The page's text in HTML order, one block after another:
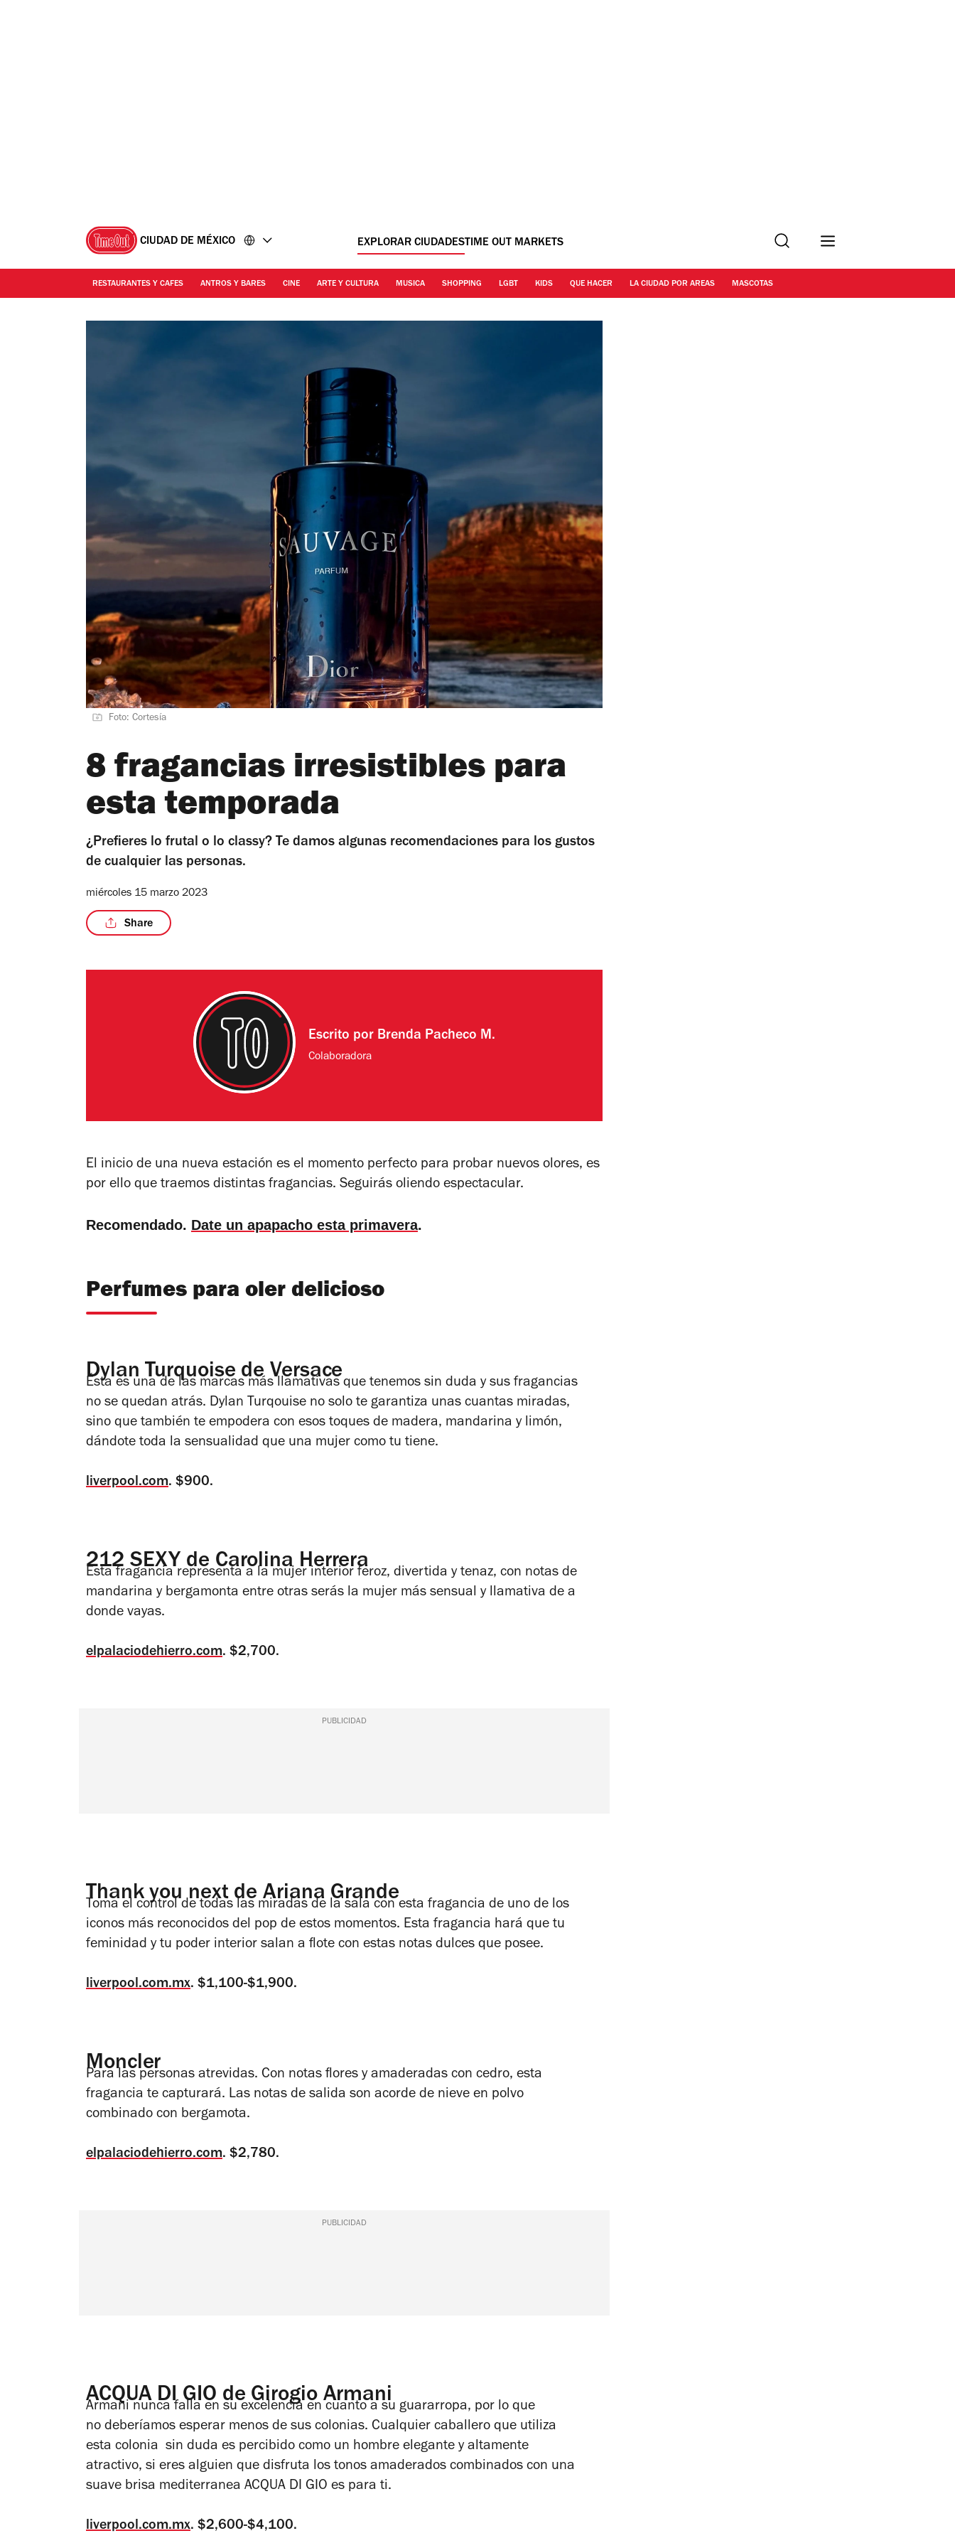
CIUDAD DE MÉXICO EXPLORAR CIUDADESTIME OUT MARKETS Buscar
RESTAURANTES Y CAFES ANTROS Y BARES CINE ARTE Y CULTURA MUSICA SHOPPING LGBT KIDS QUE HACER LA CIUDAD POR AREAS MASCOTAS
Foto: Cortesía
8 fragancias irresistibles para
esta temporada
¿Prefieres lo frutal o lo classy? Te damos algunas recomendaciones para los gustos
de cualquier las personas.
miércoles 15 marzo 2023
Share
Escrito por Brenda Pacheco M.
Colaboradora
El inicio de una nueva estación es el momento perfecto para probar nuevos olores, es
por ello que traemos distintas fragancias. Seguirás oliendo espectacular.
Recomendado. Date un apapacho esta primavera.
Perfumes para oler delicioso
Dylan Turquoise de Versace
Ésta es una de las marcas más llamativas que tenemos sin duda y sus fragancias
no se quedan atrás. Dylan Turqouise no solo te garantiza unas cuantas miradas,
sino que también te empodera con esos toques de madera, mandarina y limón,
dándote toda la sensualidad que una mujer como tu tiene.
liverpool.com. $900.
212 SEXY de Carolina Herrera
Esta fragancia representa a la mujer interior feroz, divertida y tenaz, con notas de
mandarina y bergamonta entre otras serás la mujer más sensual y llamativa de a
donde vayas.
elpalaciodehierro.com. $2,700.
PUBLICIDAD
Thank you next de Ariana Grande
Toma el control de todas las miradas de la sala con esta fragancia de uno de los
iconos más reconocidos del pop de estos momentos. Esta fragancia hará que tu
feminidad y tu poder interior salan a flote con estas notas dulces que posee.
liverpool.com.mx. $1,100-$1,900.
Moncler
Para las personas atrevidas. Con notas flores y amaderadas con cedro, esta
fragancia te capturará. Las notas de salida son acorde de nieve en polvo
combinado con bergamota.
elpalaciodehierro.com. $2,780.
PUBLICIDAD
ACQUA DI GIO de Girogio Armani
Armani nunca falla en su excelencia en cuanto a su guararropa, por lo que
no deberíamos esperar menos de sus colonias. Cualquier caballero que utiliza
esta colonia sin duda es percibido como un hombre elegante y altamente
atractivo, si eres alguien que disfruta los tonos amaderados combinados con una
suave brisa mediterranea ACQUA DI GIO es para ti.
liverpool.com.mx. $2,600-$4,100.